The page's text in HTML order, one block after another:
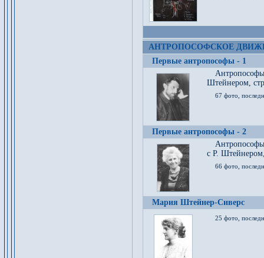
АНТРОПОСОФСКОЕ
Первые антропософы - 1
Штейнером,
67 фото,
Первые антропософы - 2
с Р.
66 фото,
Мария Штейнер-Сиверс
25 фото,